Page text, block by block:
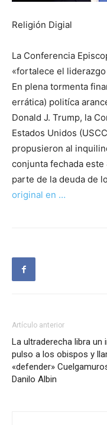
Religión Digial
La Conferencia
«fortalece el
En plena tormenta
errática) politíca
Donald J. Trump, la
Estados Unidos
propusieron al
conjunta fechada
parte de la deuda de
original en …
Artículo anterior
La ultraderecha libra un
pulso a los obispos y
«defender»
Danilo Albin